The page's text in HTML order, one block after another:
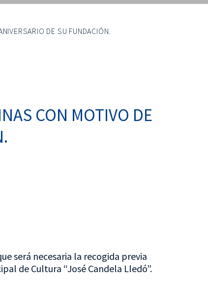
DE SU FUNDACIÓN.
CON MOTIVO DE
será necesaria la recogida previa
de Cultura “José Candela Lledó”.